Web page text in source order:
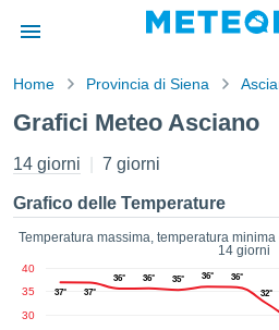
di
stati
da
che le
di
Home Provincia di Siena
Grafici Meteo Asciano
14 giorni 7 giorni
Grafico delle Temperature
Temperatura massima, temperatura
14 giorni
30
35
40
37° 37°
36° 36° 35° 36°
36°
32°